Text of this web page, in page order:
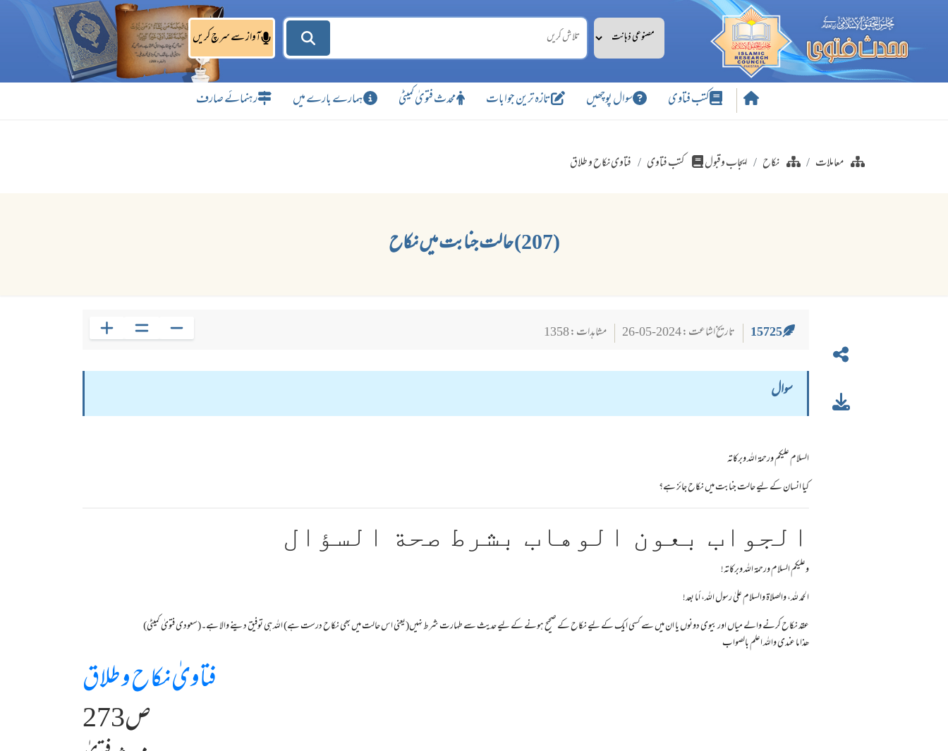
آواز سے سرچ کریں
کتب فتاوی سوال پوچھیں تازہ ترین جوابات محدث فتویٰ کمیٹی ہمارے بارے میں رہنمائے صارف
معاملات نکاح ایجاب وقبول کتب فتاوی فتاوی نکاح و طلاق
(207) حالت جنابت میں نکاح
15725 تاریخ اشاعت : 2024-05-26 مشاہدات : 1358
سوال
السلام عليكم ورحمة الله وبركاته
کیا انسان کے لیے حالت جنابت میں نکاح جائز ہے؟
الجواب بعون الوهاب بشرط صحة السؤال
وعلیکم السلام ورحمة اللہ وبرکاته!
الحمد لله، والصلاة والسلام علىٰ رسول الله، أما بعد!
عقد نکاح کرنے والے میاں اور بیوی دونوں یا ان میں سے کسی ایک کے لیے نکاح کے صحیح ہونے کے لیے حدیث سے طہارت شرط نہیں(یعنی اس حالت میں بھی نکاح درست ہے) اللہ ہی توفیق دینے والا ہے۔(سعودی فتویٰ کمیٹی)
ھذا ما عندی واللہ اعلم بالصواب
فتاویٰ نکاح و طلاق
ص273